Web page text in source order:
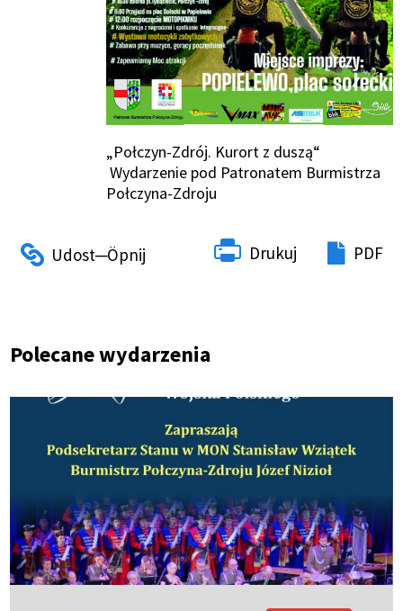
„Połczyn-Zdrój. Kurort z duszą“
Wydarzenie pod Patronatem Burmistrza
Połczyna-Zdroju
Drukuj PDF
Polecane wydarzenia